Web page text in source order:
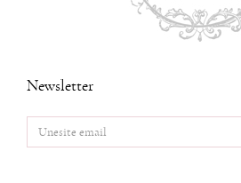
Newsletter